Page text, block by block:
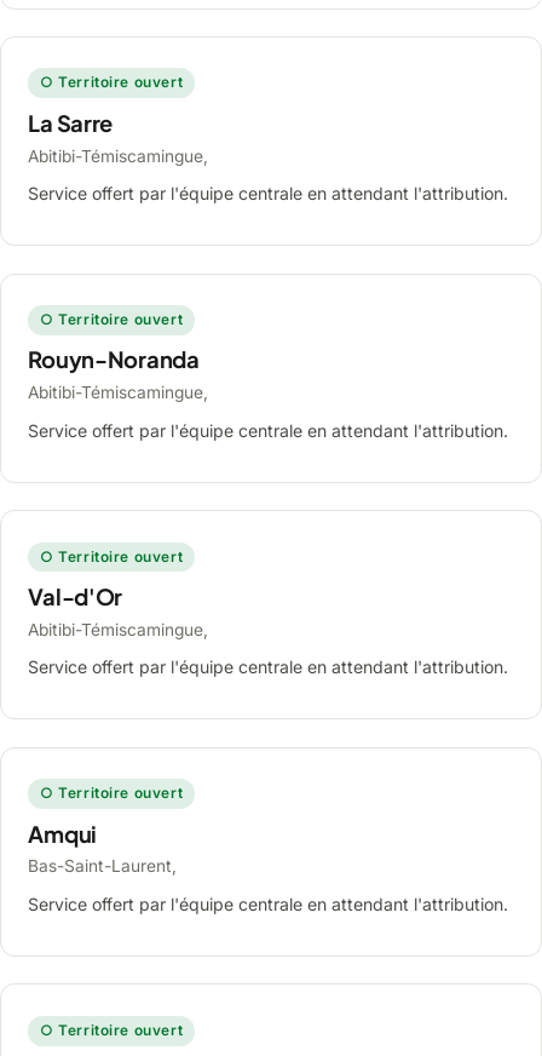
○ Territoire ouvert
La Sarre
Abitibi-Témiscamingue,
Service offert par l'équipe centrale en attendant l'attribution.
○ Territoire ouvert
Rouyn-Noranda
Abitibi-Témiscamingue,
Service offert par l'équipe centrale en attendant l'attribution.
○ Territoire ouvert
Val-d'Or
Abitibi-Témiscamingue,
Service offert par l'équipe centrale en attendant l'attribution.
○ Territoire ouvert
Amqui
Bas-Saint-Laurent,
Service offert par l'équipe centrale en attendant l'attribution.
○ Territoire ouvert